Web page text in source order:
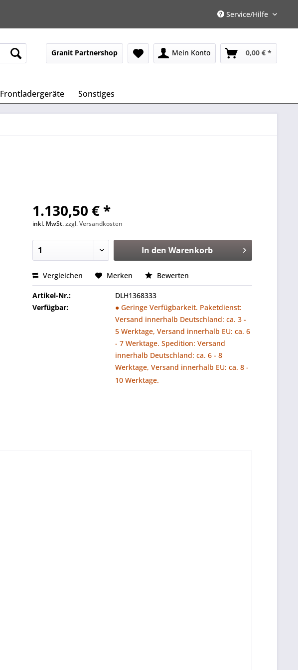
Service/Hilfe
Granit Partnershop Mein Konto 0,00 € *
Frontladergeräte Sonstiges
1.130,50 € *
inkl. MwSt.zzgl. Versandkosten
In den Warenkorb
Vergleichen Merken Bewerten
Artikel-Nr.:
DLH1368333
Verfügbar:
● Geringe Verfügbarkeit. Paketdienst:
Versand innerhalb Deutschland: ca. 3 -
5 Werktage, Versand innerhalb EU: ca. 6
- 7 Werktage. Spedition: Versand
innerhalb Deutschland: ca. 6 - 8
Werktage, Versand innerhalb EU: ca. 8 -
10 Werktage.